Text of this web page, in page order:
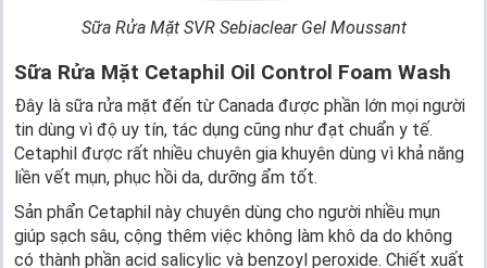
Sữa Rửa Mặt SVR Sebiaclear Gel Moussant
Sữa Rửa Mặt Cetaphil Oil Control Foam Wash
Đây là sữa rửa mặt đến từ Canada được phần lớn mọi người
tin dùng vì độ uy tín, tác dụng cũng như đạt chuẩn y tế.
Cetaphil được rất nhiều chuyên gia khuyên dùng vì khả năng
liền vết mụn, phục hồi da, dưỡng ẩm tốt.
Sản phẩn Cetaphil này chuyên dùng cho người nhiều mụn
giúp sạch sâu, cộng thêm việc không làm khô da do không
có thành phần acid salicylic và benzoyl peroxide. Chiết xuất